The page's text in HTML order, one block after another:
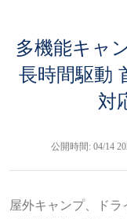
多機能キャ
長時間駆動
対
公開時間: 04/14
屋外キャンプ、ドラ